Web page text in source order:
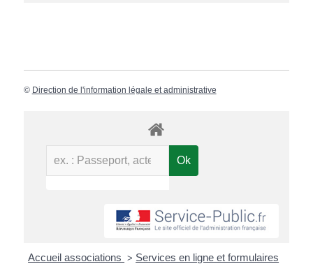
© Direction de l'information légale et administrative
Accueil associations > Services en ligne et formulaires